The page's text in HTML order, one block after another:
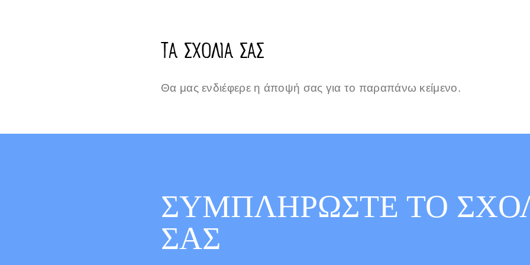
ΤΑ ΣΧΟΛΙΑ ΣΑΣ
Θα μας ενδιέφερε η άποψή σας για το παραπάνω κείμενο.
ΣΥΜΠΛΗΡΩΣΤΕ ΤΟ
ΣΑΣ